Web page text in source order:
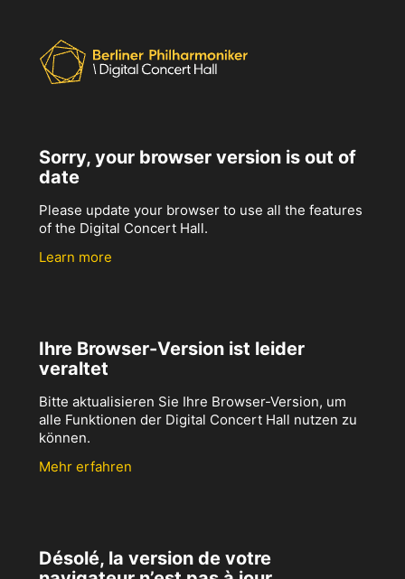
Sorry, your browser version is out of
date
Please update your browser to use all the features
of the Digital Concert Hall.
Learn more
Ihre Browser-Version ist leider
veraltet
Bitte aktualisieren Sie Ihre Browser-Version, um
alle Funktionen der Digital Concert Hall nutzen zu
können.
Mehr erfahren
Désolé, la version de votre